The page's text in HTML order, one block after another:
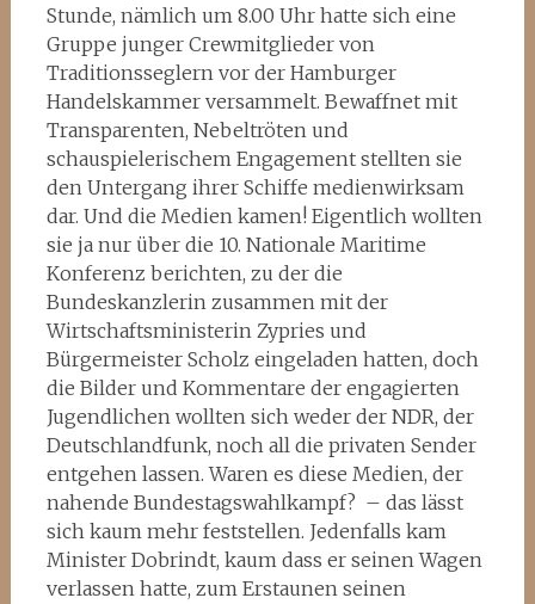
Stunde, nämlich um 8.00 Uhr hatte sich eine
Gruppe junger Crewmitglieder von
Traditionsseglern vor der Hamburger
Handelskammer versammelt. Bewaffnet mit
Transparenten, Nebeltröten und
schauspielerischem Engagement stellten sie
den Untergang ihrer Schiffe medienwirksam
dar. Und die Medien kamen! Eigentlich wollten
sie ja nur über die 10. Nationale Maritime
Konferenz berichten, zu der die
Bundeskanzlerin zusammen mit der
Wirtschaftsministerin Zypries und
Bürgermeister Scholz eingeladen hatten, doch
die Bilder und Kommentare der engagierten
Jugendlichen wollten sich weder der NDR, der
Deutschlandfunk, noch all die privaten Sender
entgehen lassen. Waren es diese Medien, der
nahende Bundestagswahlkampf? – das lässt
sich kaum mehr feststellen. Jedenfalls kam
Minister Dobrindt, kaum dass er seinen Wagen
verlassen hatte, zum Erstaunen seinen